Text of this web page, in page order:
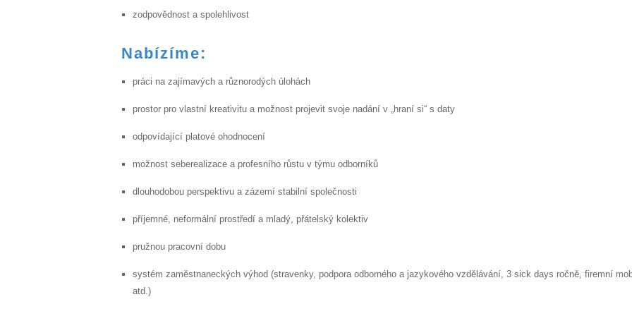
zodpovědnost a spolehlivost
Nabízíme:
práci na zajímavých a různorodých úlohách
prostor pro vlastní kreativitu a možnost projevit svoje nadání v „hraní si“ s daty
odpovídající platové ohodnocení
možnost seberealizace a profesního růstu v týmu odborníků
dlouhodobou perspektivu a zázemí stabilní společnosti
příjemné, neformální prostředí a mladý, přátelský kolektiv
pružnou pracovní dobu
systém zaměstnaneckých výhod (stravenky, podpora odborného a jazykového vzdělávání, 3 sick days ročně, firemní
atd.)